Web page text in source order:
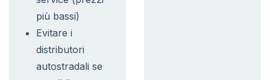
più bassi)
Evitare i
distributori
autostradali se